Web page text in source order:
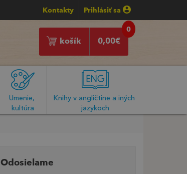
Kontakty Prihlásiť sa
0
0,00€
košík
Umenie,
kultúra
Knihy v angličtine a iných
jazykoch
Odosielame